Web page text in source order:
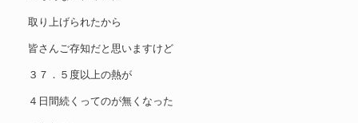
取り上げられたから
皆さんご存知だと思いますけど
３７．５度以上の熱が
４日間続くってのが無くなった